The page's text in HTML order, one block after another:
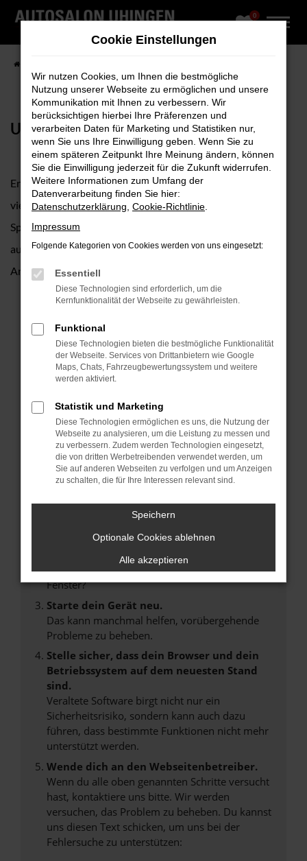
Zum
0
UNSER FAHRZEUGBESTAND
Erkunden Sie unseren umfangreichen Fuhrpark mit
vielfältiger Modellauswahl, vom Cityflitzer bis zum
Sportwagen, sofort verfügbar, geprüft, hochwertig
ausgestattet und in zahlreichen verschiedenen Farben,
Antrieben, Ausstattungen sowie Preisklassen online.
FEHLER: NETWORK
ERROR
Hier sind ein paar Tipps, die dir helfen können:
Überprüfe deine Firewall und deine
Internetverbindung.
Laden andere Webseiten, zum Beispiel deine
Suchmaschine?
Prüfe deine Browsererweiterungen.
Manche Erweiterungen, wie Werbeblocker,
können das Laden bestimmter Seiten
verhindern. Funktioniert die Seite in einem
anderen Browser oder in einem privaten
Fenster?
Starte dein Gerät neu.
Das kann manchmal helfen, vorübergehende
Probleme zu beheben.
Stelle sicher, dass dein Browser und dein
Betriebssystem auf dem neuesten Stand
sind.
Veraltete Software birgt nicht nur ein
Sicherheitsrisiko, sondern kann auch dazu
führen, dass bestimmte Funktionen nicht mehr
unterstützt werden.
Wende dich an den Webseitenbetreiber.
Wenn du alle oben genannten Schritte versucht
hast, kontaktiere uns bitte. Wir werden
versuchen, das Problem zu beheben. Du kannst
uns diesen Text schicken, um uns bei der
Fehlersuche zu unterstützen:
Cookie Einstellungen
Wir nutzen Cookies, um Ihnen die bestmögliche
Nutzung unserer Webseite zu ermöglichen und unsere
Kommunikation mit Ihnen zu verbessern. Wir
berücksichtigen hierbei Ihre Präferenzen und
verarbeiten Daten für Marketing und Statistiken nur,
wenn Sie uns Ihre Einwilligung geben. Wenn Sie zu
einem späteren Zeitpunkt Ihre Meinung ändern, können
Sie die Einwilligung jederzeit für die Zukunft widerrufen.
Weitere Informationen zum Umfang der
Datenverarbeitung finden Sie hier:
Datenschutzerklärung Cookie-Richtlinie
Impressum
Folgende Kategorien von Cookies werden von uns eingesetzt:
Essentiell
Diese Technologien sind erforderlich, um die
Kernfunktionalität der Webseite zu gewährleisten.
Funktional
Diese Technologien bieten die bestmögliche Funktionalität
der Webseite. Services von Drittanbietern wie Google
Maps, Chats, Fahrzeugbewertungssystem und weitere
werden aktiviert.
Statistik und Marketing
Diese Technologien ermöglichen es uns, die Nutzung der
Webseite zu analysieren, um die Leistung zu messen und
zu verbessern. Zudem werden Technologien eingesetzt,
die von dritten Werbetreibenden verwendet werden, um
Sie auf anderen Webseiten zu verfolgen und um Anzeigen
zu schalten, die für Ihre Interessen relevant sind.
Speichern
Optionale Cookies ablehnen
Alle akzeptieren